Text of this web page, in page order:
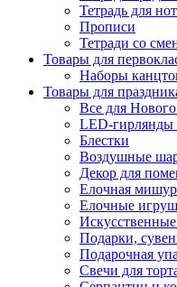
Тетрадь для нот
Прописи
Тетради со
Товары для
Наборы
Товары для
Все для
LED-гирлянды
Блестки
Воздушные
Декор для
Елочная
Елочные
Подарки,
Подарочная
Свечи для